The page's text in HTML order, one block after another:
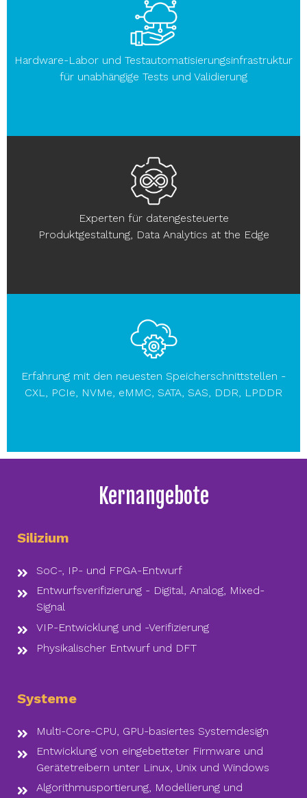
Erfahrung mit den neuesten Speicherschnittstellen -
CXL, PCIe, NVMe, eMMC, SATA, SAS, DDR, LPDDR
Experten für datengesteuerte
Produktgestaltung, Data Analytics at the Edge
Hardware-Labor und Testautomatisierungsinfrastruktur
für unabhängige Tests und Validierung
Kernangebote
Silizium
SoC-, IP- und FPGA-Entwurf
Entwurfsverifizierung - Digital, Analog, Mixed-
Signal
VIP-Entwicklung und -Verifizierung
Physikalischer Entwurf und DFT
Systeme
Multi-Core-CPU, GPU-basiertes Systemdesign
Entwicklung von eingebetteter Firmware und
Gerätetreibern unter Linux, Unix und Windows
Algorithmusportierung, Modellierung und